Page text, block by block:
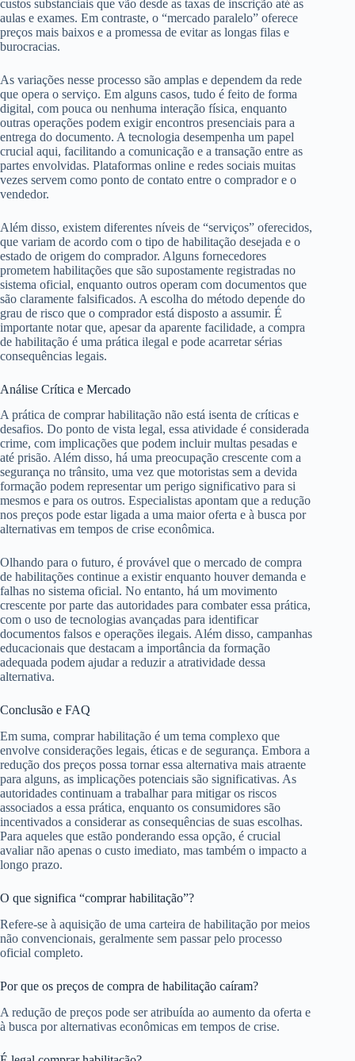
custos substanciais que vão desde as taxas de inscrição até as
aulas e exames. Em contraste, o “mercado paralelo” oferece
preços mais baixos e a promessa de evitar as longas filas e
burocracias.
As variações nesse processo são amplas e dependem da rede
que opera o serviço. Em alguns casos, tudo é feito de forma
digital, com pouca ou nenhuma interação física, enquanto
outras operações podem exigir encontros presenciais para a
entrega do documento. A tecnologia desempenha um papel
crucial aqui, facilitando a comunicação e a transação entre as
partes envolvidas. Plataformas online e redes sociais muitas
vezes servem como ponto de contato entre o comprador e o
vendedor.
Além disso, existem diferentes níveis de “serviços” oferecidos,
que variam de acordo com o tipo de habilitação desejada e o
estado de origem do comprador. Alguns fornecedores
prometem habilitações que são supostamente registradas no
sistema oficial, enquanto outros operam com documentos que
são claramente falsificados. A escolha do método depende do
grau de risco que o comprador está disposto a assumir. É
importante notar que, apesar da aparente facilidade, a compra
de habilitação é uma prática ilegal e pode acarretar sérias
consequências legais.
Análise Crítica e Mercado
A prática de comprar habilitação não está isenta de críticas e
desafios. Do ponto de vista legal, essa atividade é considerada
crime, com implicações que podem incluir multas pesadas e
até prisão. Além disso, há uma preocupação crescente com a
segurança no trânsito, uma vez que motoristas sem a devida
formação podem representar um perigo significativo para si
mesmos e para os outros. Especialistas apontam que a redução
nos preços pode estar ligada a uma maior oferta e à busca por
alternativas em tempos de crise econômica.
Olhando para o futuro, é provável que o mercado de compra
de habilitações continue a existir enquanto houver demanda e
falhas no sistema oficial. No entanto, há um movimento
crescente por parte das autoridades para combater essa prática,
com o uso de tecnologias avançadas para identificar
documentos falsos e operações ilegais. Além disso, campanhas
educacionais que destacam a importância da formação
adequada podem ajudar a reduzir a atratividade dessa
alternativa.
Conclusão e FAQ
Em suma, comprar habilitação é um tema complexo que
envolve considerações legais, éticas e de segurança. Embora a
redução dos preços possa tornar essa alternativa mais atraente
para alguns, as implicações potenciais são significativas. As
autoridades continuam a trabalhar para mitigar os riscos
associados a essa prática, enquanto os consumidores são
incentivados a considerar as consequências de suas escolhas.
Para aqueles que estão ponderando essa opção, é crucial
avaliar não apenas o custo imediato, mas também o impacto a
longo prazo.
O que significa “comprar habilitação”?
Refere-se à aquisição de uma carteira de habilitação por meios
não convencionais, geralmente sem passar pelo processo
oficial completo.
Por que os preços de compra de habilitação caíram?
A redução de preços pode ser atribuída ao aumento da oferta e
à busca por alternativas econômicas em tempos de crise.